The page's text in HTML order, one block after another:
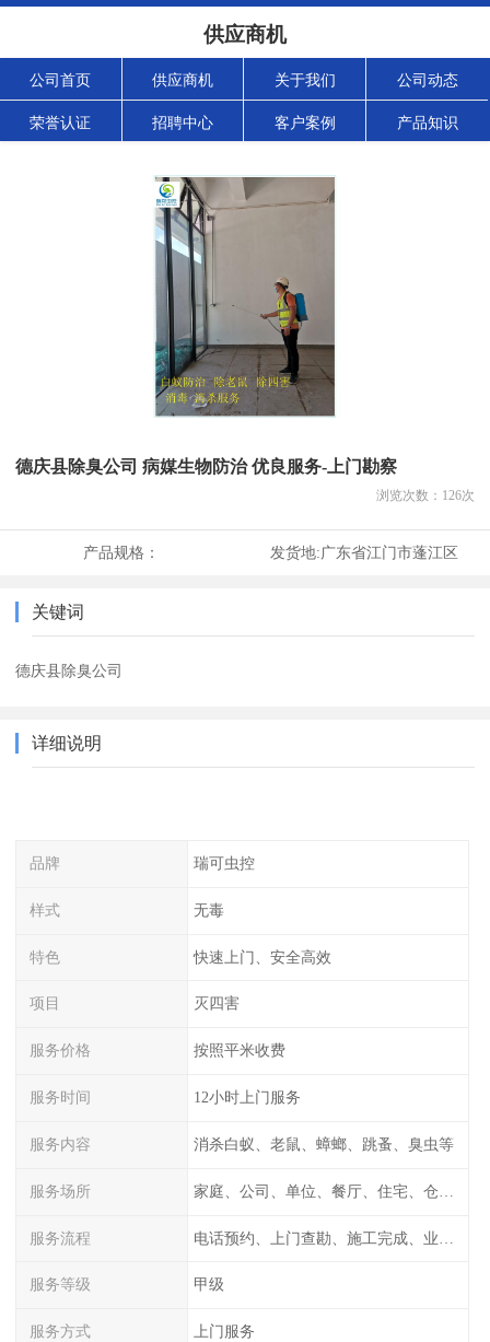
供应商机
公司首页 供应商机 关于我们 公司动态
荣誉认证 招聘中心 客户案例 产品知识
德庆县除臭公司 病媒生物防治 优良服务-上门勘察
浏览次数： 126次
产品规格： 发货地:广东省江门市蓬江区
关键词
德庆县除臭公司
详细说明
品牌 瑞可虫控
样式 无毒
特色 快速上门、安全高效
项目 灭四害
服务价格 按照平米收费
服务时间 12小时上门服务
服务内容 消杀白蚁、老鼠、蟑螂、跳蚤、臭虫等
服务场所
服务流程
服务等级 甲级
服务方式 上门服务